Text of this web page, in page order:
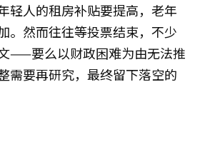
轻人的租房补贴要提高，老年
。然而往往等投票结束，不少
——要么以财政困难为由无法推
需要再研究，最终留下落空的